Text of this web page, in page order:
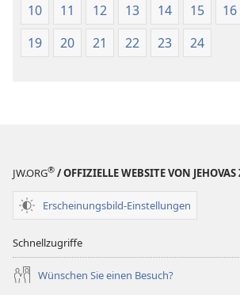
10
11 12 13 14 15 16
19
20 21 22 23 24
JW.ORG® / OFFIZIELLE WEBSITE VON JEHOVAS
Erscheinungsbild-Einstellungen
Schnellzugriffe
Wünschen Sie einen Besuch?